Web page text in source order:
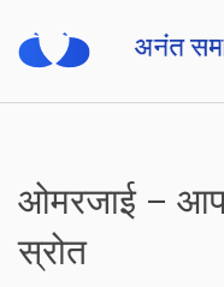
ओमरजाई –
स्रोत